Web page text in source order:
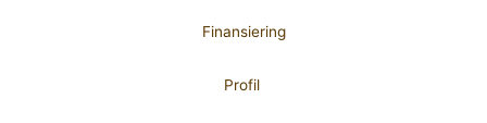
Finansiering
Profil